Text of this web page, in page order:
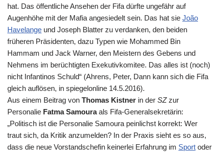
hat. Das öffentliche Ansehen der Fifa dürfte ungefähr auf
Augenhöhe mit der Mafia angesiedelt sein. Das hat sie João
Havelange und Joseph Blatter zu verdanken, den beiden
früheren Präsidenten, dazu Typen wie Mohammed Bin
Hammam und Jack Warner, den Meistern des Gebens und
Nehmens im berüchtigten Exekutivkomitee. Das alles ist (noch)
nicht Infantinos Schuld“ (Ahrens, Peter, Dann kann sich die Fifa
gleich auflösen, in spiegelonline 14.5.2016).
Aus einem Beitrag von Thomas Kistner in der SZzur
Personalie Fatma Samouraals Fifa-Generalsekretärin:
„Politisch ist die Personalie Samoura peinlichst korrekt: Wer
traut sich, da Kritik anzumelden? In der Praxis sieht es so aus,
dass die neue Vorstandschefin keinerlei Erfahrung im Sport oder